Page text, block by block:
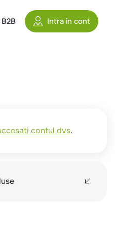
Intra in cont
contul dvs.